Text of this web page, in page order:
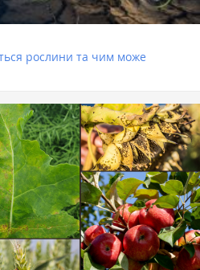
рослини та чим може